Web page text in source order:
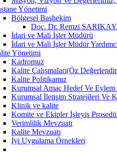
Yönetimi
Bölgesel Başhekim
Doç. Dr. Remzi
İdari ve Mali İşler Müdürü
İdari ve Mali İşler Müdür
Yönetimi
Kadromuz
Kalite Çalışmaları(Öz
Kalite Politikamız
Kurumsal Amaç Hedef Ve Eylem
Kurumsal İletişim Stratejileri Ve
Klinik ve kalite
Komite ve Ekipler İşleyiş
Verimlilik Mevzuatı
Kalite Mevzuatı
İyi Uygulama Örnekleri